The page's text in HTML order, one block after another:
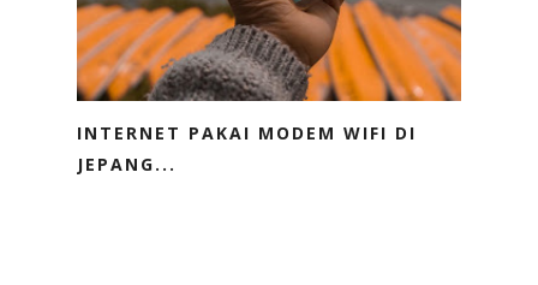
INTERNET PAKAI MODEM WIFI DI
JEPANG...